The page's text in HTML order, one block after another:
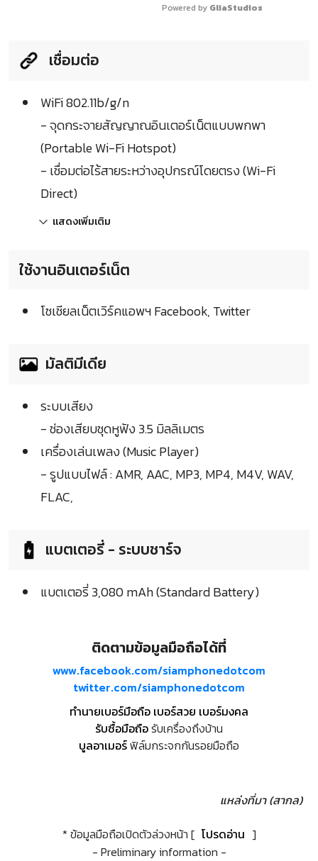
Powered by GliaStudios
เชื่อมต่อ
WiFi 802.11b/g/n
- จุดกระจายสัญญาณอินเตอร์เน็ตแบบพกพา
(Portable Wi-Fi Hotspot)
- เชื่อมต่อไร้สายระหว่างอุปกรณ์โดยตรง (Wi-Fi
Direct)
แสดงเพิ่มเติม
ใช้งานอินเตอร์เน็ต
โซเชียลเน็ตเวิร์คแอพฯ Facebook, Twitter
มัลติมีเดีย
ระบบเสียง
- ช่องเสียบชุดหูฟัง 3.5 มิลลิเมตร
เครื่องเล่นเพลง (Music Player)
- รูปแบบไฟล์ : AMR, AAC, MP3, MP4, M4V, WAV,
FLAC,
แบตเตอรี่ - ระบบชาร์จ
แบตเตอรี่ 3,080 mAh (Standard Battery)
ติดตามข้อมูลมือถือได้ที่
www.facebook.com/siamphonedotcom
twitter.com/siamphonedotcom
ทำนายเบอร์มือถือ เบอร์สวย เบอร์มงคล
รับซื้อมือถือรับเครื่องถึงบ้าน
บูลอาเมอร์ฟิล์มกระจกกันรอยมือถือ
แหล่งที่มา (สากล)
* ข้อมูลมือถือเปิดตัวล่วงหน้า [ โปรดอ่าน ]
- Preliminary information -